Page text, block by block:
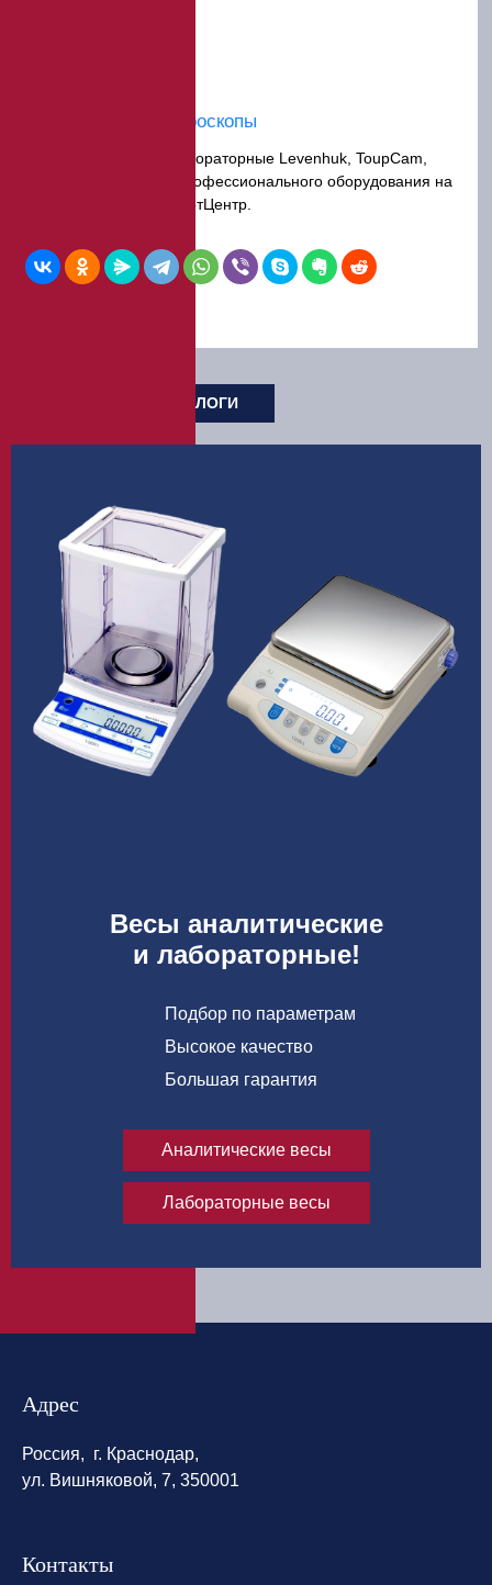
БРОШЮРЫ И КАТАЛОГИ
Весы аналитические
и лабораторные!
Подбор по параметрам
Высокое качество
Большая гарантия
Аналитические весы
Лабораторные весы
Лабораторные микроскопы
Купить микроскопы лабораторные Levenhuk, ToupCam,
Микромед – каталог профессионального оборудования на
сайте компании ЭкспертЦентр.
Адрес
Россия, г. Краснодар,
ул. Вишняковой, 7, 350001
Контакты